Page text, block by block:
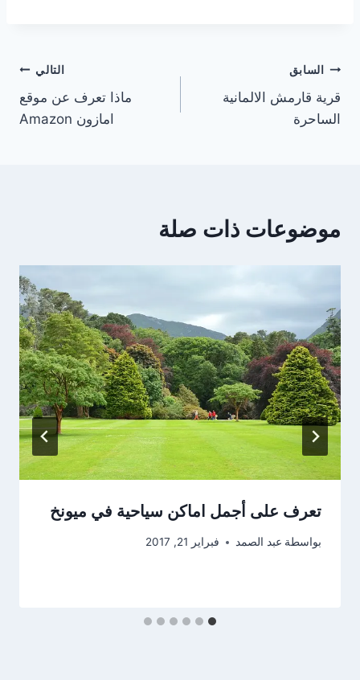
تصفّح
المقالات
السابق
قرية قارمش الالمانية
الساحرة
التالي
ماذا تعرف عن موقع
امازون Amazon
موضوعات ذات صلة
تعرف على أجمل اماكن سياحية في ميونخ
بواسطة عبد الصمد فبراير 21, 2017